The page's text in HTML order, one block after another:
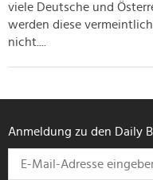
soziale Medien,
Partner führen diese
weiteren Daten
haben oder die sie im
viele Deutsche und
werden diese
nicht....
Anmeldung zu den Daily